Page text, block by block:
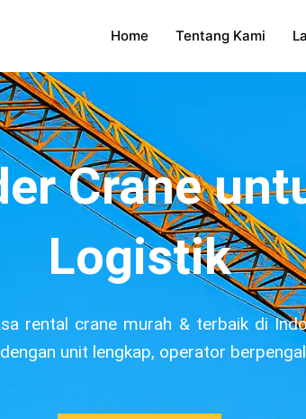
Home Tentang Kami
Crane
Logistik
rental crane murah & terbaik di
unit lengkap, operator